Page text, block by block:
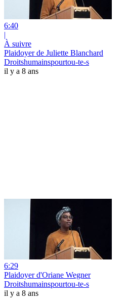
6:40
|
À suivre
Plaidoyer de Juliette Blanchard
Droitshumainspourtou-te-s
il y a 8 ans
6:29
Plaidoyer d'Oriane Wegner
Droitshumainspourtou-te-s
il y a 8 ans